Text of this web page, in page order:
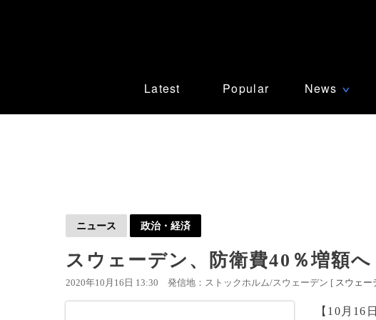
Latest Popular News ∨
ニュース 政治・経済
スウェーデン、防衛費40％増額
2020年10月16日 13:30 発信地：ストックホルム/スウェーデン [ スウェー
【10月16